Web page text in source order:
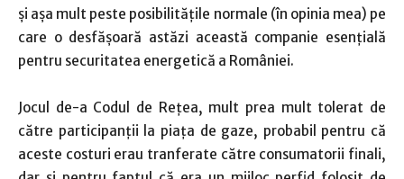
și așa mult peste posibilitățile normale (în opinia mea) pe
care o desfășoară astăzi această companie esențială
pentru securitatea energetică a României.
Jocul de-a Codul de Rețea, mult prea mult tolerat de
către participanții la piața de gaze, probabil pentru că
aceste costuri erau tranferate către consumatorii finali,